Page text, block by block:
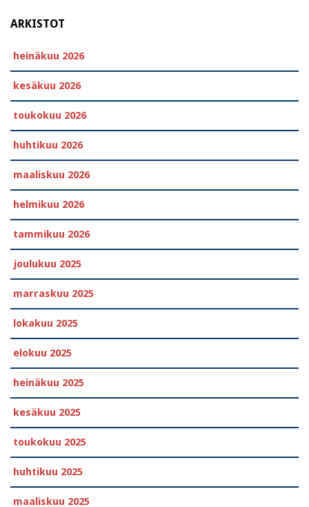
ARKISTOT
heinäkuu 2026
kesäkuu 2026
toukokuu 2026
huhtikuu 2026
maaliskuu 2026
helmikuu 2026
tammikuu 2026
joulukuu 2025
marraskuu 2025
lokakuu 2025
elokuu 2025
heinäkuu 2025
kesäkuu 2025
toukokuu 2025
huhtikuu 2025
maaliskuu 2025